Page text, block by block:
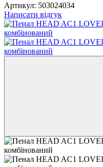
Артикул: 503024034
Написати відгук